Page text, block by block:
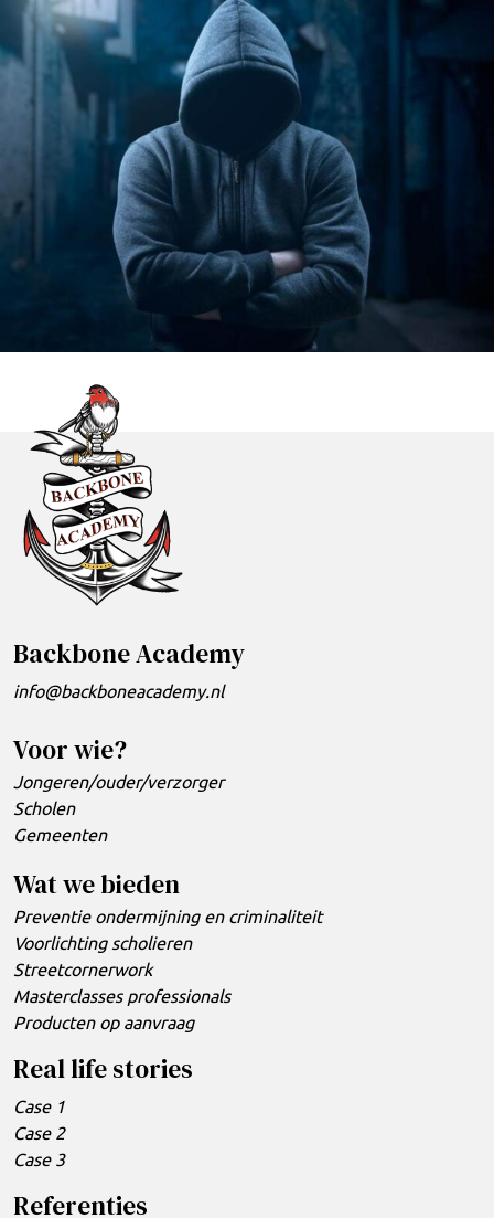
Backbone Academy
info@backboneacademy.nl
Voor wie?
Jongeren/ouder/verzorger
Scholen
Gemeenten
Wat we bieden
Preventie ondermijning en criminaliteit
Voorlichting scholieren
Streetcornerwork
Masterclasses professionals
Producten op aanvraag
Real life stories
Case 1
Case 2
Case 3
Referenties